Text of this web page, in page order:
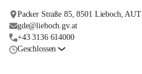
Packer Straße 85, 8501 Lieboch, AUT
gde@lieboch.gv.at
+43 3136 614000
Geschlossen